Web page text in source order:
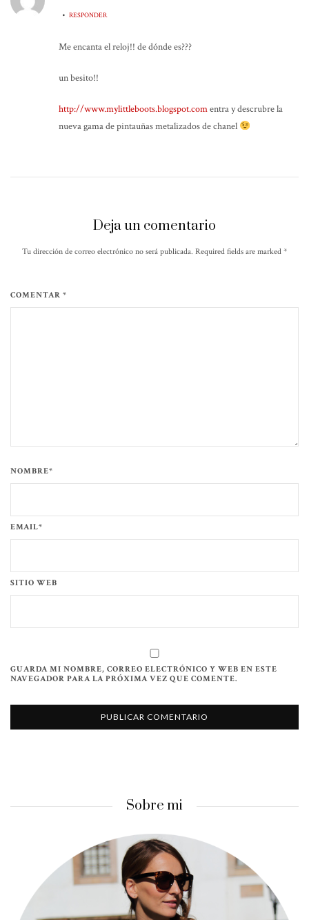
• RESPONDER
Me encanta el reloj!! de dónde es???
un besito!!
http://www.mylittleboots.blogspot.comentra y descrubre la
nueva gama de pintauñas metalizados de chanel
Deja un comentario
Tu dirección de correo electrónico no será publicada. Required fields are marked *
COMENTAR *
NOMBRE*
EMAIL*
SITIO WEB
GUARDA MI NOMBRE, CORREO ELECTRÓNICO Y WEB EN ESTE
NAVEGADOR PARA LA PRÓXIMA VEZ QUE COMENTE.
Sobre mi